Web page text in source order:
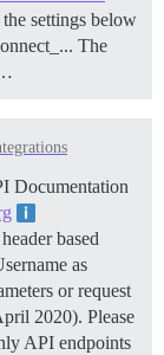
settings below
The
Documentation
based
as
or request
2020). Please
API endpoints